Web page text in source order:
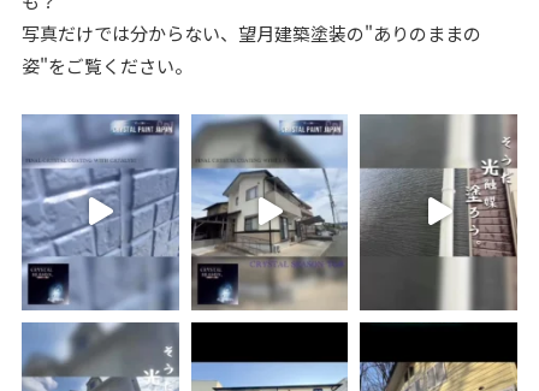
写真だけでは分からない、望月建築塗装の"ありのままの
姿"をご覧ください。